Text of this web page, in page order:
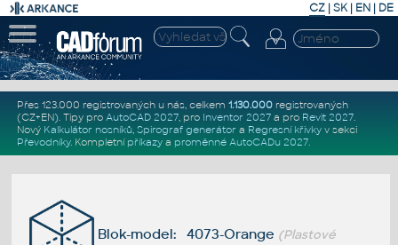
CZ | SK| EN | DE
Přes 123.000 registrovaných u nás, celkem 1.130.000registrovaných
(CZ+EN). Tipy pro AutoCAD 2027, pro Inventor 2027a pro Revit 2027.
Nový Kalkulátor nosníků, Spirograf generátor a Regresní křivkyv sekci
Převodníky. Kompletní příkazya proměnné AutoCADu 2027.
Blok-model: 4073-Orange (Plastové